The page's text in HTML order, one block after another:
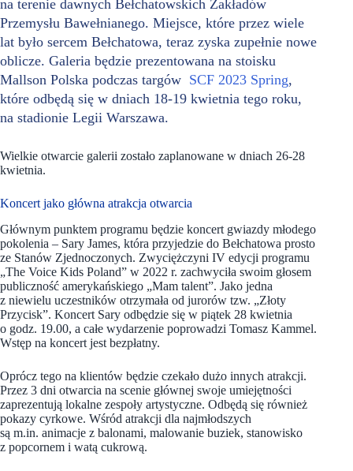
na terenie dawnych Bełchatowskich Zakładów
Przemysłu Bawełnianego. Miejsce, które przez wiele
lat było sercem Bełchatowa, teraz zyska zupełnie nowe
oblicze. Galeria będzie prezentowana na stoisku
Mallson Polska podczas targów SCF 2023 Spring,
które odbędą się w dniach 18-19 kwietnia tego roku,
na stadionie Legii Warszawa.
Wielkie otwarcie galerii zostało zaplanowane w dniach 26-28
kwietnia.
Koncert jako główna atrakcja otwarcia
Głównym punktem programu będzie koncert gwiazdy młodego
pokolenia – Sary James, która przyjedzie do Bełchatowa prosto
ze Stanów Zjednoczonych. Zwyciężczyni IV edycji programu
„The Voice Kids Poland” w 2022 r. zachwyciła swoim głosem
publiczność amerykańskiego „Mam talent”. Jako jedna
z niewielu uczestników otrzymała od jurorów tzw. „Złoty
Przycisk”. Koncert Sary odbędzie się w piątek 28 kwietnia
o godz. 19.00, a całe wydarzenie poprowadzi Tomasz Kammel.
Wstęp na koncert jest bezpłatny.
Oprócz tego na klientów będzie czekało dużo innych atrakcji.
Przez 3 dni otwarcia na scenie głównej swoje umiejętności
zaprezentują lokalne zespoły artystyczne. Odbędą się również
pokazy cyrkowe. Wśród atrakcji dla najmłodszych
są m.in. animacje z balonami, malowanie buziek, stanowisko
z popcornem i watą cukrową.